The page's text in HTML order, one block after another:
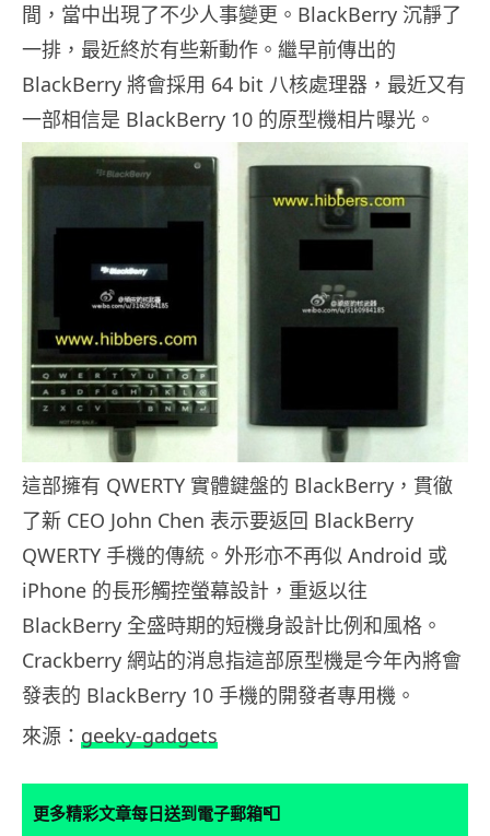
間，當中出現了不少人事變更。BlackBerry 沉靜了
一排，最近終於有些新動作。繼早前傳出的
BlackBerry 將會採用 64 bit 八核處理器，最近又有
一部相信是 BlackBerry 10 的原型機相片曝光。
這部擁有 QWERTY 實體鍵盤的 BlackBerry，貫徹
了新 CEO John Chen 表示要返回 BlackBerry
QWERTY 手機的傳統。外形亦不再似 Android 或
iPhone 的長形觸控螢幕設計，重返以往
BlackBerry 全盛時期的短機身設計比例和風格。
Crackberry 網站的消息指這部原型機是今年內將會
發表的 BlackBerry 10 手機的開發者專用機。
來源： geeky-gadgets
更多精彩文章每日送到電子郵箱📮